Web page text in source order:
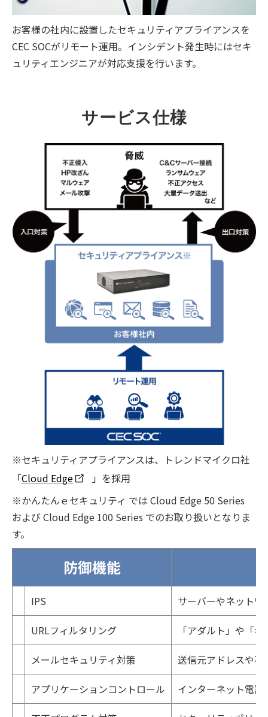
お客様の社内に設置したセキュリティアプライアンスを
CEC SOCがリモート運用。インシデント発生時にはセキ
ュリティエンジニアが対応支援を行います。
サービス仕様
※セキュリティアプライアンスは、トレンドマイクロ社
「Cloud Edge
」を採用
※かんたんｅセキュリティ では Cloud Edge 50 Series
および Cloud Edge 100 Series でのお取り扱いとなりま
す。
防御機能
IPS サーバーやネット
URLフィルタリング 「アダルト」や「
メールセキュリティ対策 送信元アドレスや
アプリケーションコントロール インターネット電